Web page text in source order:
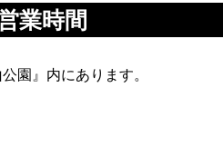
業時間
園』内にあります。